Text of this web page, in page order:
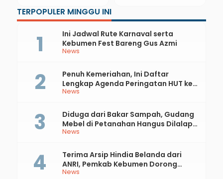
dari Harga Pertalite?
TERPOPULER MINGGU INI
News
Ini Jadwal Rute Karnaval serta
Kebumen Fest Bareng Gus Azmi
News
Penuh Kemeriahan, Ini Daftar
Lengkap Agenda Peringatan HUT ke-
81 RI dan Hari Jadi ke-397 Kabupaten
News
Diduga dari Bakar Sampah, Gudang
Mebel di Petanahan Hangus Dilalap
Api
News
Terima Arsip Hindia Belanda dari
ANRI, Pemkab Kebumen Dorong
Integrasi Sejarah, Geopark, dan